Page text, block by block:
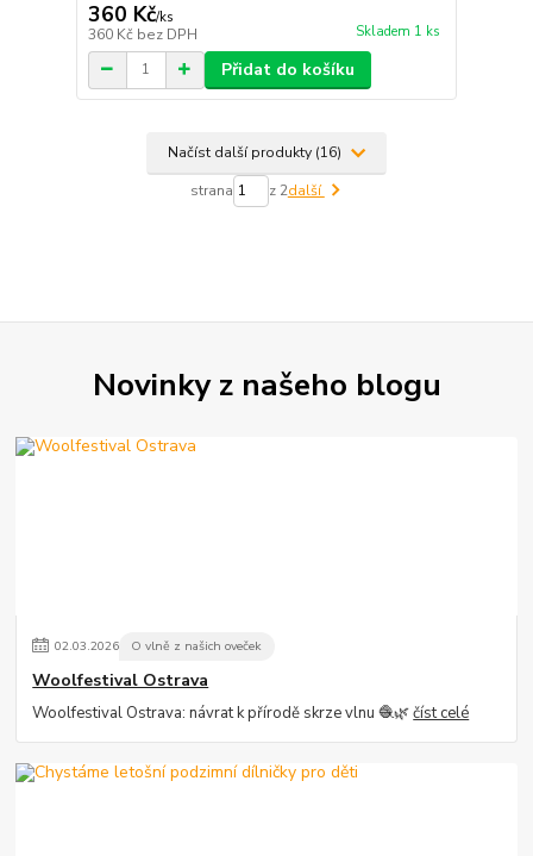
360 Kč/ks
360 Kč bez DPH Skladem 1 ks
Přidat do košíku
Načíst další produkty (16)
strana z 2další
Novinky z našeho blogu
02.03.2026 O vlně z našich oveček
Woolfestival Ostrava
Woolfestival Ostrava: návrat k přírodě skrze vlnu 🧶🌿číst celé